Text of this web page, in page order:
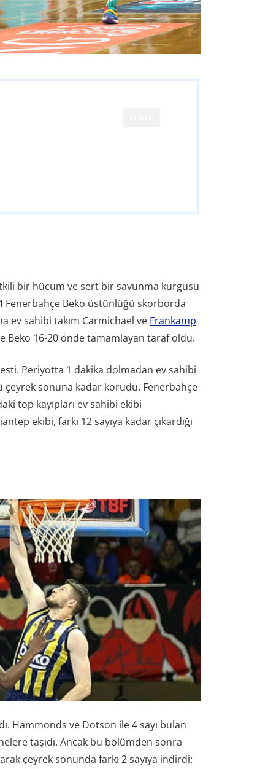
bir hücum ve sert bir savunma kurgusu
Fenerbahçe Beko üstünlüğü skorborda
ev sahibi takım Carmichael ve Frankamp
Beko 16-20 önde tamamlayan taraf oldu.
Periyotta 1 dakika dolmadan ev sahibi
çeyrek sonuna kadar korudu. Fenerbahçe
top kayıpları ev sahibi ekibi
ekibi, farkı 12 sayıya kadar çıkardığı
Hammonds ve Dotson ile 4 sayı bulan
taşıdı. Ancak bu bölümden sonra
çeyrek sonunda farkı 2 sayıya indirdi: